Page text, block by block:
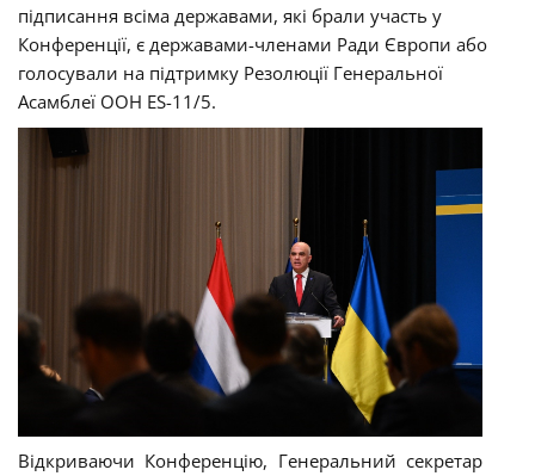
підписання всіма державами, які брали участь у
Конференції, є державами-членами Ради Європи або
голосували на підтримку Резолюції Генеральної
Асамблеї ООН ES-11/5.
Відкриваючи Конференцію, Генеральний секретар